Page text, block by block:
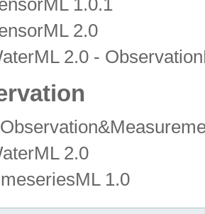
1.0.1
2.0
2.0 -
2.0
1.0